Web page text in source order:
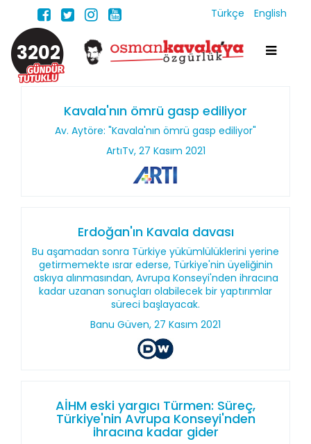
Türkçe English
3202
Kavala'nın ömrü gasp ediliyor
Av. Aytöre: "Kavala'nın ömrü gasp ediliyor"
ArtıTv, 27 Kasım 2021
Erdoğan'ın Kavala davası
Bu aşamadan sonra Türkiye yükümlülüklerini yerine
getirmemekte ısrar ederse, Türkiye'nin üyeliğinin
askıya alınmasından, Avrupa Konseyi'nden ihracına
kadar uzanan sonuçları olabilecek bir yaptırımlar
süreci başlayacak.
Banu Güven, 27 Kasım 2021
AİHM eski yargıcı Türmen: Süreç,
Türkiye'nin Avrupa Konseyi'nden
ihracına kadar gider